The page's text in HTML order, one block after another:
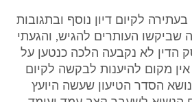
בעתירה לקיום דיון נוסף ובתגובות
שביקשו העותרים להגיש, והגעתי
הדין לא נקבעה הלכה כנטען על
אין מקום להיענות לבקשה לקיום
הסדר הטיעון שעשה היועץ